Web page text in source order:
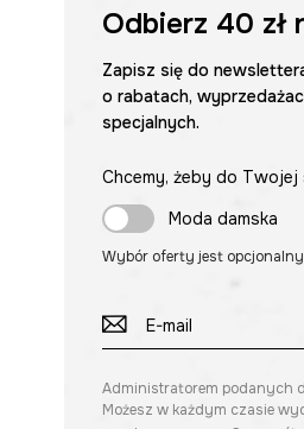
Odbierz 40 zł
Zapisz się do
o rabatach,
specjalnych.
Chcemy, żeby do
Moda damska
Wybór oferty jest opcjonalny
Administratorem podanych
Możesz w każdym czasie